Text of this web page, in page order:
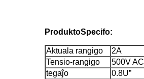
ProduktoSpecifo:
Aktuala rangigo
2A
Tensio-rangigo
500V AC
tegaĵo
0.8U”